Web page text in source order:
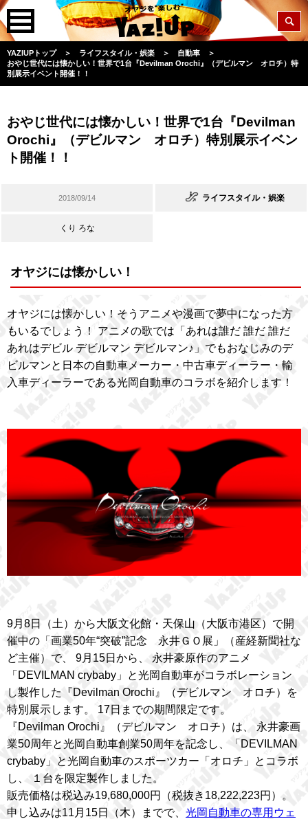
YAZIUPトップ ＞ ライフスタイル・娯楽 ＞ 自動車
＞
おやじ世代には懐かしい！世界で1台『Devilman Orochi』（デビルマン オロチ）特
別展示イベント開催！！
おやじ世代には懐かしい！世界で1台『Devilman
Orochi』（デビルマン オロチ）特別展示イベン
ト開催！！
2018/09/14 ライフスタイル・娯楽
くり ろな
オヤジには懐かしい！
オヤジには懐かしい！そうアニメや漫画で夢中になった方
もいるでしょう！ アニメの歌では「あれは誰だ 誰だ 誰だ
あれはデビル デビルマン デビルマン♪」でもおなじみのデ
ビルマンと日本の自動車メーカー・中古車ディーラー・輸
入車ディーラーである光岡自動車のコラボを紹介します！
9月8日（土）から大阪文化館・天保山（大阪市港区）で開
催中の「画業50年“突破”記念 永井ＧＯ展」（産経新聞社な
ど主催）で、 9月15日から、 永井豪原作のアニメ
「DEVILMAN crybaby」と光岡自動車がコラボレーション
し製作した『Devilman Orochi』（デビルマン オロチ）を
特別展示します。 17日までの期間限定です。
『Devilman Orochi』（デビルマン オロチ）は、 永井豪画
業50周年と光岡自動車創業50周年を記念し、「DEVILMAN
crybaby」と光岡自動車のスポーツカー「オロチ」とコラボ
し、 １台を限定製作しました。
販売価格は税込み19,680,000円（税抜き18,222,223円）。
申し込みは11月15日（木）までで、 光岡自動車の専用ウェ